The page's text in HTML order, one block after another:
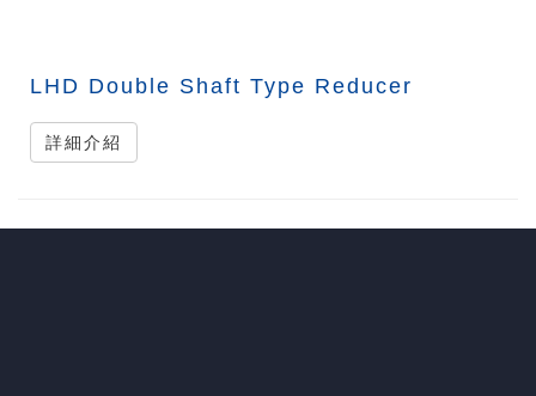
LHD Double Shaft Type Reducer
詳細介紹